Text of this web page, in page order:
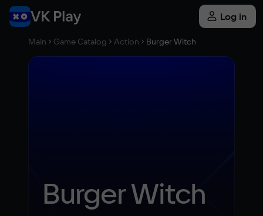
Log in
Main Game Catalog Action Burger Witch
Burger Witch